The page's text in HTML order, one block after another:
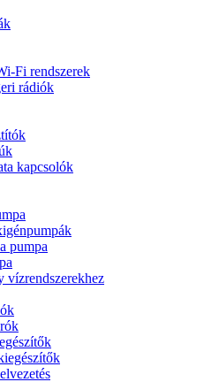
Fi rendszerek
rádiók
kapcsolók
pumpa
vízrendszerekhez